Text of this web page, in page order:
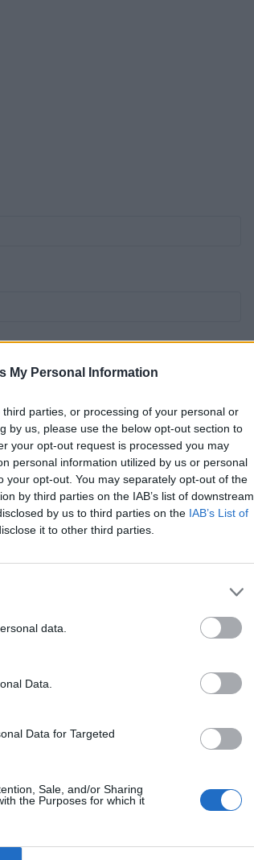
My Personal Information
parties, or processing of your personal or
by us, please use the below opt-out section to
your opt-out request is processed you may
personal information utilized by us or personal
your opt-out. You may separately opt-out of the
by third parties on the IAB’s list of downstream
by us to third parties on the IAB’s List of
it to other third parties.
data.
Data.
Data for Targeted
Sale, and/or Sharing
the Purposes for which it